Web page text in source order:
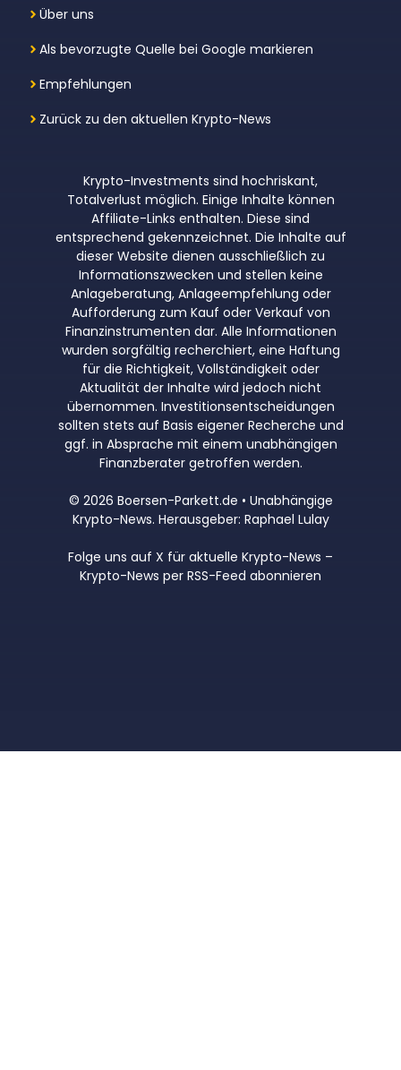
Über uns
Als bevorzugte Quelle bei Google markieren
Empfehlungen
Zurück zu den aktuellen Krypto-News
Krypto-Investments sind hochriskant,
Totalverlust möglich. Einige Inhalte können
Affiliate-Links enthalten. Diese sind
entsprechend gekennzeichnet. Die Inhalte auf
dieser Website dienen ausschließlich zu
Informationszwecken und stellen keine
Anlageberatung, Anlageempfehlung oder
Aufforderung zum Kauf oder Verkauf von
Finanzinstrumenten dar. Alle Informationen
wurden sorgfältig recherchiert, eine Haftung
für die Richtigkeit, Vollständigkeit oder
Aktualität der Inhalte wird jedoch nicht
übernommen. Investitionsentscheidungen
sollten stets auf Basis eigener Recherche und
ggf. in Absprache mit einem unabhängigen
Finanzberater getroffen werden.
© 2026 Boersen-Parkett.de • Unabhängige
Krypto-News. Herausgeber: Raphael Lulay
Folge uns auf X für aktuelle Krypto-News –
Krypto-News per RSS-Feed abonnieren